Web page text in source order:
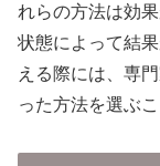
れらの方法は効
状態によって結
える際には、専
った方法を選ぶ